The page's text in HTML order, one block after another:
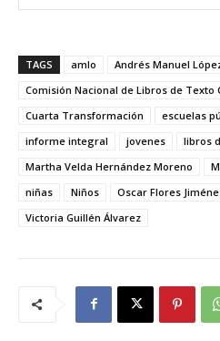
TAGS amlo Andrés Manuel
Comisión Nacional de Libros de Texto
Cuarta Transformación
escuelas
informe integral
jovenes libros
Martha Velda Hernández Moreno
niñas
Niños Oscar Flores
Victoria Guillén Álvarez